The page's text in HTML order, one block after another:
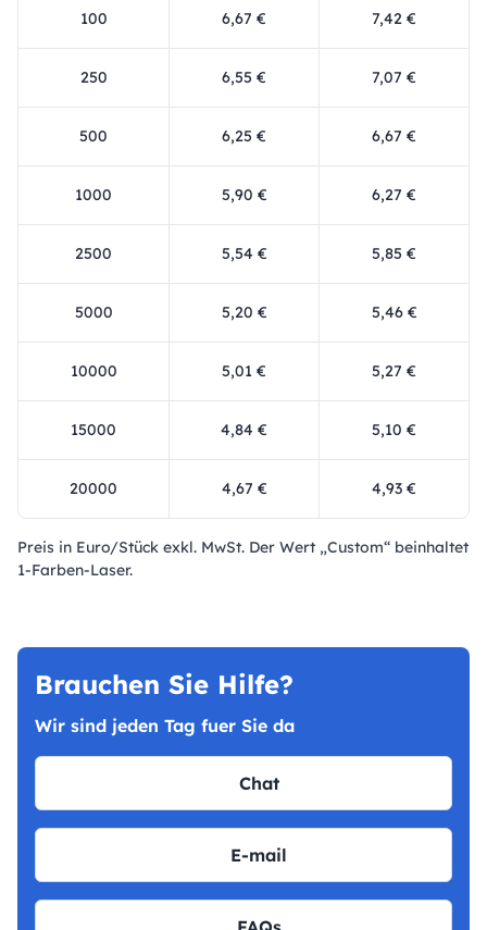
100 6,67 € 7,42 €
250 6,55 € 7,07 €
500 6,25 € 6,67 €
1000 5,90 € 6,27 €
2500 5,54 € 5,85 €
5000 5,20 € 5,46 €
10000 5,01 € 5,27 €
15000 4,84 € 5,10 €
20000 4,67 € 4,93 €
Preis in Euro/Stück exkl. MwSt. Der Wert „Custom“ beinhaltet
1-Farben-Laser.
Brauchen Sie Hilfe?
Wir sind jeden Tag fuer Sie da
Chat
E-mail